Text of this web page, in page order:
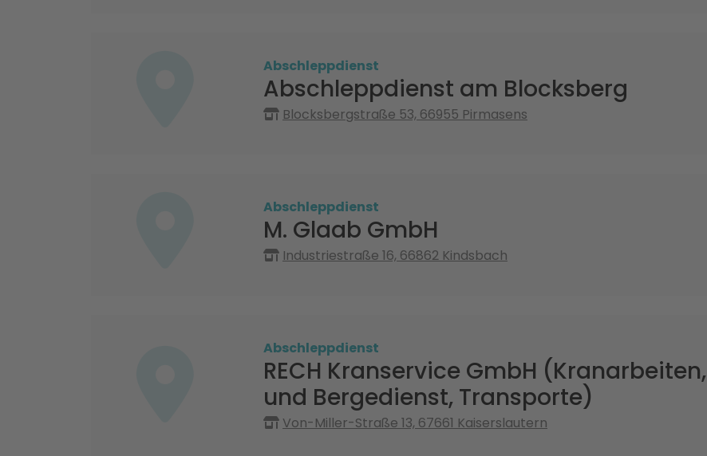
Abschleppdienst
Abschleppdienst am Blocksberg
Blocksbergstraße 53, 66955 Pirmasens
Abschleppdienst
M. Glaab GmbH
Industriestraße 16, 66862 Kindsbach
Abschleppdienst
RECH Kranservice GmbH
und Bergedienst, Transporte)
Von-Miller-Straße 13, 67661 Kaiserslautern